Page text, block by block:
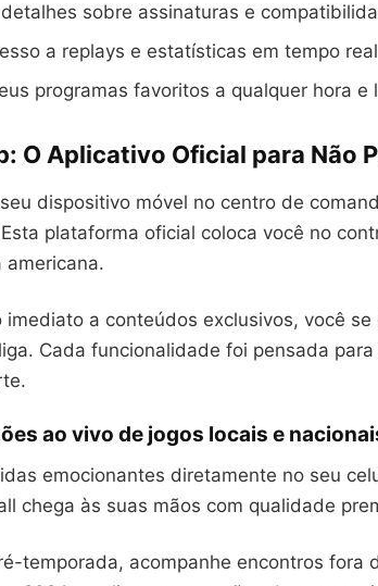
sobre assinaturas e
a replays e estatísticas em tempo real
programas favoritos a qualquer hora e
O Aplicativo Oficial para Não
dispositivo móvel no centro de
plataforma oficial coloca você no
imediato a conteúdos exclusivos, você
Cada funcionalidade foi pensada
ao vivo de jogos locais e
emocionantes diretamente no seu
chega às suas mãos com qualidade
temporada, acompanhe encontros fora